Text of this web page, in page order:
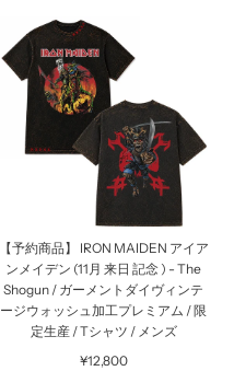
【予約商品】 IRON MAIDEN アイア
ンメイデン (11月 来日 記念 ) - The
Shogun / ガーメントダイヴィンテ
ージウォッシュ加工プレミアム / 限
定生産 / Tシャツ / メンズ
¥12,800